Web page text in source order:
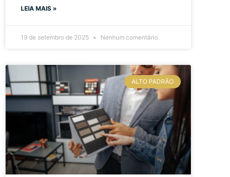
LEIA MAIS »
19 de setembro de 2025 Nenhum comentário
ALTO PADRÃO